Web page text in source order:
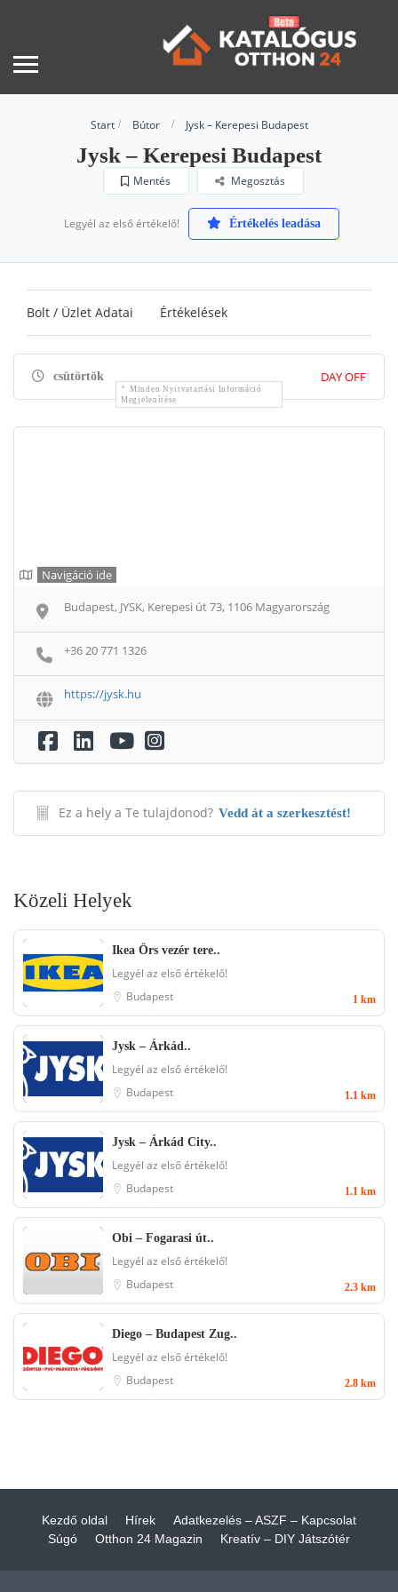
Start Bútor Jysk – Kerepesi Budapest
Jysk – Kerepesi Budapest
Mentés Megosztás
Legyél az első értékelő! Értékelés leadása
Bolt / Üzlet Adatai Értékelések
csütörtök DAY OFF
Minden Nyitvatartási Információ
Megjelenítése
Navigáció ide
Budapest, JYSK, Kerepesi út 73, 1106 Magyarország
+36 20 771 1326
https://jysk.hu
Ez a hely a Te tulajdonod? Vedd át a szerkesztést!
Közeli Helyek
Ikea Örs vezér tere..
Legyél az első értékelő!
Budapest
1 km
Jysk – Árkád..
Legyél az első értékelő!
Budapest
1.1 km
Jysk – Árkád City..
Legyél az első értékelő!
Budapest
1.1 km
Obi – Fogarasi út..
Legyél az első értékelő!
Budapest
2.3 km
Diego – Budapest Zug..
Legyél az első értékelő!
Budapest
2.8 km
Kezdő oldal Hírek
Adatkezelés – ASZF – Kapcsolat
Súgó
Otthon 24 Magazin Kreatív – DIY Játszótér